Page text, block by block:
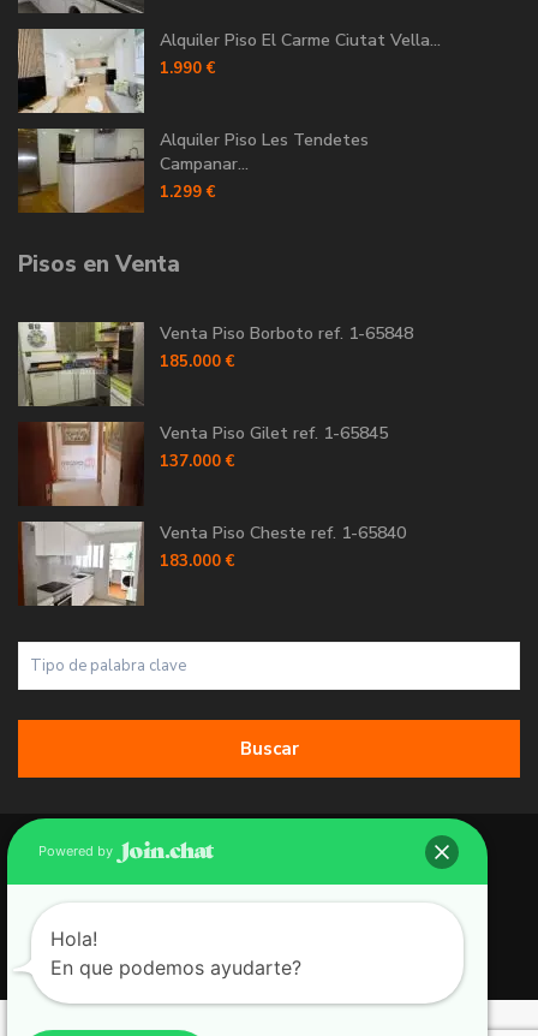
Alquiler Piso El Carme Ciutat Vella...
1.990 €
Alquiler Piso Les Tendetes
Campanar...
1.299 €
Pisos en Venta
Venta Piso Borboto ref. 1-65848
185.000 €
Venta Piso Gilet ref. 1-65845
137.000 €
Venta Piso Cheste ref. 1-65840
183.000 €
Buscar
Copyright 2026 | Grupo 90 inmobiliarias. All Rights Reserved.
Política de Cookies
Política de Privacidad
Aviso Legal
Powered by
Hola!
En que podemos ayudarte?